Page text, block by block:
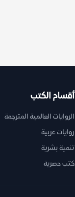
أقسام الكتب
الروايات العالمية المترجمة
روايات عربية
تنمية بشرية
كتب حصرية